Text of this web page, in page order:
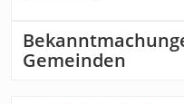
Gemeinden